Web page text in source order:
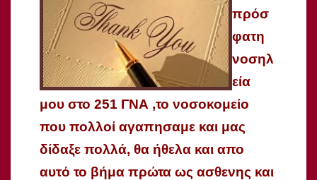
πρόσ
φατη
νοσηλ
εία
μου στο 251 ΓΝΑ ,το νοσοκομείο
που πολλοί αγαπησαμε και μας
δίδαξε πολλά, θα ήθελα και απο
αυτό το βήμα πρώτα ως ασθενης και